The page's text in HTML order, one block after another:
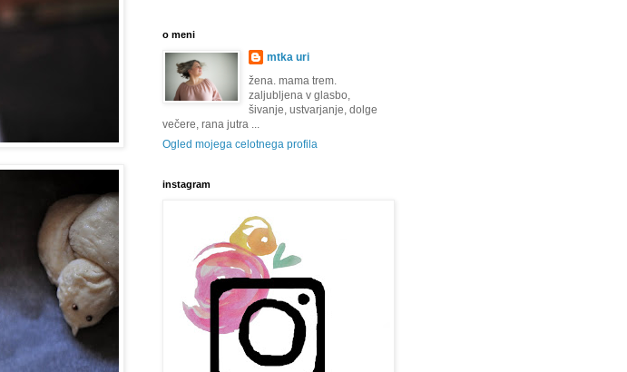
o meni
mtka uri
žena. mama trem.
zaljubljena v glasbo,
šivanje, ustvarjanje, dolge
večere, rana jutra ...
Ogled mojega celotnega profila
instagram